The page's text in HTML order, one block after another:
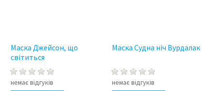
Маска Джейсон, що
світиться
немає відгуків
Маска Судна ніч Вурдалак
немає відгуків